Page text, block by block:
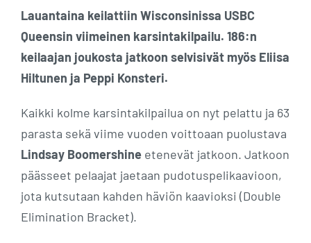
Lauantaina keilattiin Wisconsinissa USBC
Queensin viimeinen karsintakilpailu. 186:n
keilaajan joukosta jatkoon selvisivät myös Eliisa
Hiltunen ja Peppi Konsteri.
Kaikki kolme karsintakilpailua on nyt pelattu ja 63
parasta sekä viime vuoden voittoaan puolustava
Lindsay Boomershine etenevät jatkoon. Jatkoon
päässeet pelaajat jaetaan pudotuspelikaavioon,
jota kutsutaan kahden häviön kaavioksi (Double
Elimination Bracket).